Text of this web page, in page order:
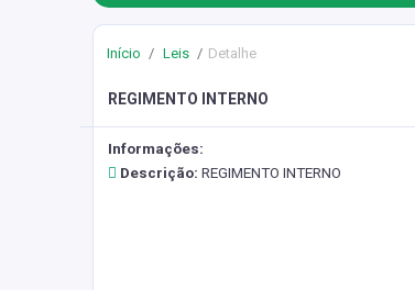
Início Leis Detalhe
REGIMENTO INTERNO
Informações:
Descrição: REGIMENTO INTERNO